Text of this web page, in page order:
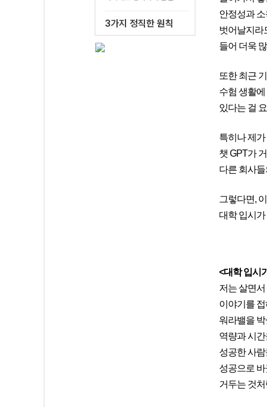
3가지 정직한 원칙
안정성과
벗어날지라
들어 더욱
또한 최근
수험 생활
있다는 걸
특히나 제
챗 GPT가
다른 회사
그렇다면,
대학 입시
<대학 입시
저는 살면
이야기를
워라밸을
역량과 시
성공한 사
성공으로
거두는 것